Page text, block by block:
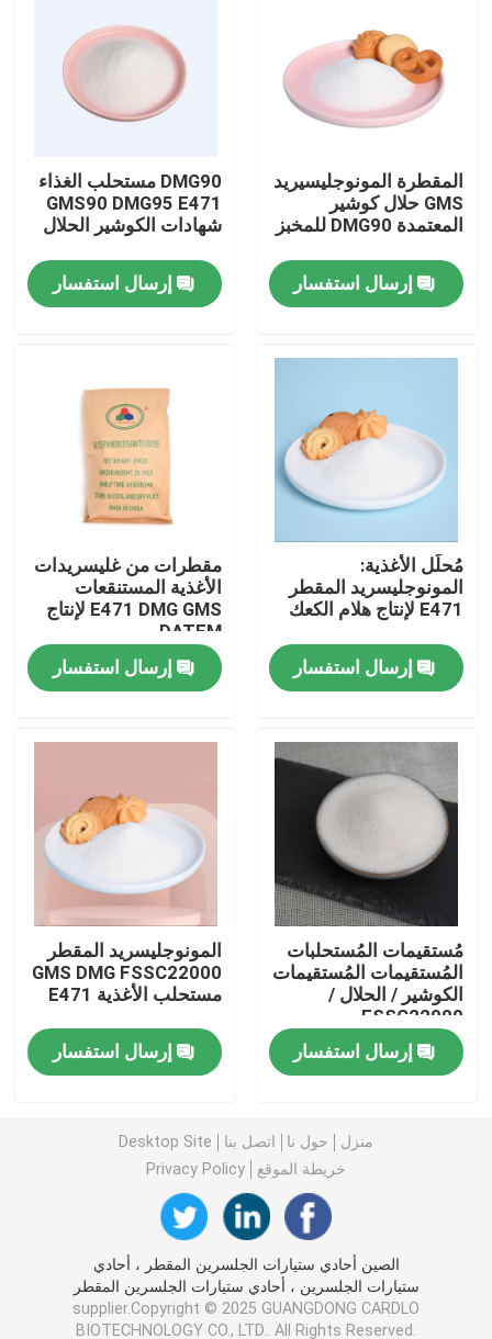
منزل
منتجات
عرض الواقع الافتراضي
معلومات عنا
جولة في المعمل
رقابة جودة
اتصل بنا
أخبار
اطلب اقتباس
مستحلب الطعام E471
مستحلب الغذاء الصف
مستحلبات غذائية طبيعية
أحادي وثنائي الجلسريد
الجلسرين أحادي ستيارات
مستحلب محسن الكيك
المقطرة المونوجليسيريد
GMS حلال كوشير
المعتمدة DMG90 للمخبز
إرسال استفسار
DMG90 مستحلب الغذاء
GMS90 DMG95 E471
شهادات الكوشير الحلال
إرسال استفسار
مُحلِّل الأغذية:
المونوجليسريد المقطر
E471 لإنتاج هلام الكعك
إرسال استفسار
مقطرات من غليسريدات
الأغذية المستنقعات
E471 DMG GMS لإنتاج
DATEM
إرسال استفسار
مُستقيمات المُستحلبات
المُستقيمات المُستقيمات
الكوشير / الحلال /
FSSC22000
إرسال استفسار
المونوجليسريد المقطر
GMS DMG FSSC22000
مستحلب الأغذية E471
إرسال استفسار
منزل حول نا اتصل بنا
Desktop Site
خريطة الموقع
Privacy Policy
الصين أحادي ستيارات الجلسرين المقطر ، أحادي
ستيارات الجلسرين ، أحادي ستيارات الجلسرين المقطر
supplier.Copyright © 2025 GUANGDONG CARDLO
BIOTECHNOLOGY CO., LTD.. All Rights Reserved.